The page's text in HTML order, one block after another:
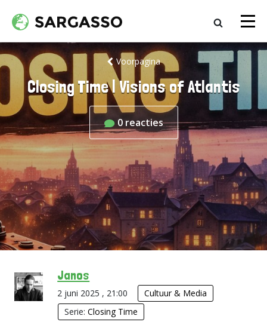
Voorpagina
Closing Time | Visions of Atlantis
0 reacties
Janos
2 juni 2025 , 21:00
Cultuur & Media
Serie:Closing Time